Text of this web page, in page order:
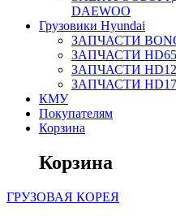
DAEWOO
Грузовики Hyundai
ЗАПЧАСТИ
ЗАПЧАСТИ
ЗАПЧАСТИ
ЗАПЧАСТИ
КМУ
Покупателям
Корзина
Корзина
ГРУЗОВАЯ КОРЕЯ